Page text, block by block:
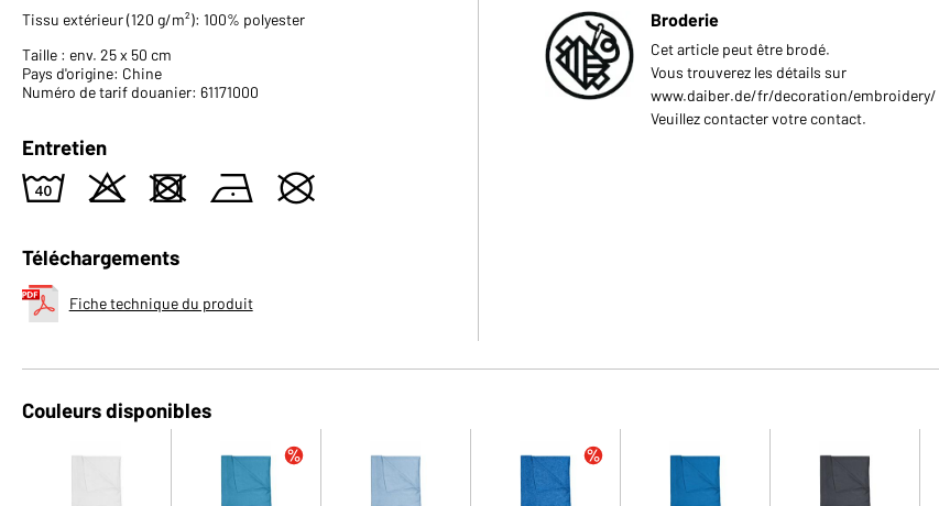
Tissu extérieur (120 g/m²): 100% polyester
Taille : env. 25 x 50 cm
Pays d'origine: Chine
Numéro de tarif douanier: 61171000
Entretien
8 o d n U
Téléchargements
Fiche technique du produit
Broderie
Cet article peut être brodé.
Vous trouverez les détails sur
www.daiber.de/fr/decoration/embroidery/
Veuillez contacter votre contact.
Couleurs disponibles